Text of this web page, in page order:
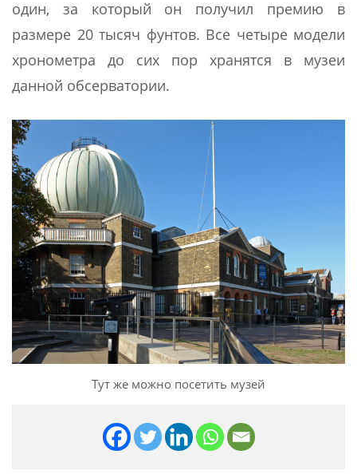
один, за который он получил премию в
размере 20 тысяч фунтов. Все четыре модели
хронометра до сих пор хранятся в музеи
данной обсерватории.
Тут же можно посетить музей